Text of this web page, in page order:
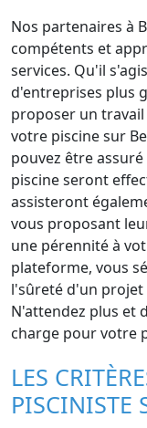
Nos partenaires à
compétents et
services. Qu'il
d'entreprises plus
proposer un
votre piscine sur
pouvez être
piscine seront
assisteront
vous proposant
une pérennité à
plateforme, vous
l'sûreté d'un projet
N'attendez plus et
charge pour votre
LES
PISCINISTE